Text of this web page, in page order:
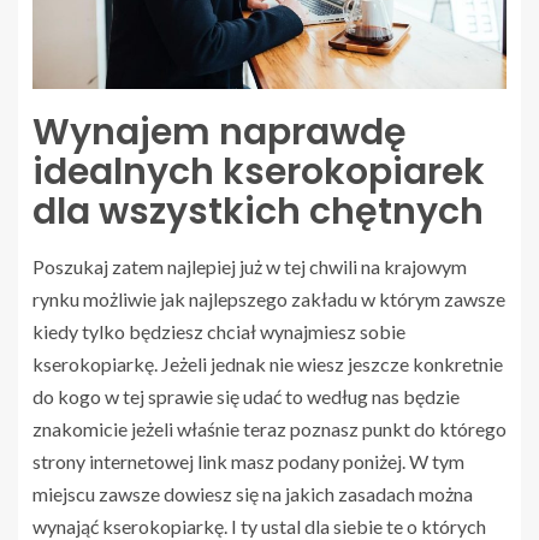
Wynajem naprawdę
idealnych kserokopiarek
dla wszystkich chętnych
Poszukaj zatem najlepiej już w tej chwili na krajowym
rynku możliwie jak najlepszego zakładu w którym zawsze
kiedy tylko będziesz chciał wynajmiesz sobie
kserokopiarkę. Jeżeli jednak nie wiesz jeszcze konkretnie
do kogo w tej sprawie się udać to według nas będzie
znakomicie jeżeli właśnie teraz poznasz punkt do którego
strony internetowej link masz podany poniżej. W tym
miejscu zawsze dowiesz się na jakich zasadach można
wynająć kserokopiarkę. I ty ustal dla siebie te o których